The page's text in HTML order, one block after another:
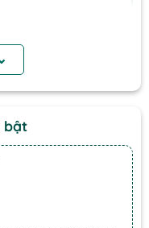
Extech 407910
bật